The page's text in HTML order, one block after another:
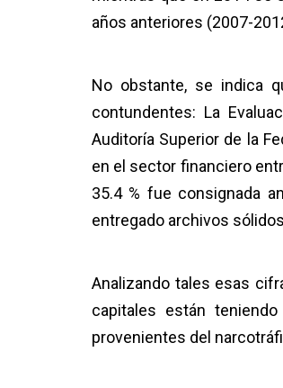
años anteriores (2007-
No obstante, se indica
contundentes: La
Auditoría Superior de la
en el sector financiero
35.4 % fue consignada
entregado archivos
Analizando tales esas
capitales están
provenientes del